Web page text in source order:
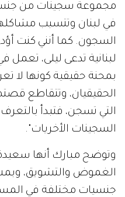
مجموعة سجينات من
في لبنان وتتسبب
السجون. كما أنني كنت
لبنانية تدعى ليلى،
بمحنة حقيقية كونها لا
الحقيقيان، وتتقاطع
التي تسجن، فتبدأ
السجينات الأخريات".
وتوضح مبارك أنها
الغموض والتشويق،
جنسيات مختلفة في